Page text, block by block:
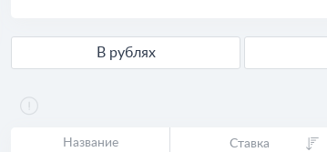
В рублях
Название Ставка